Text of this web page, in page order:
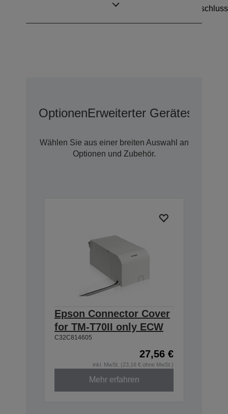
Kassenschubladenanschluss
OptionenErweiterter Geräteschutz
Wählen Sie aus einer breiten Auswahl an
Optionen und Zubehör.
Epson Connector Cover
for TM-T70II only ECW
C32C814605
27,56 €
inkl. MwSt. (23,16 € ohne MwSt.)
Mehr erfahren